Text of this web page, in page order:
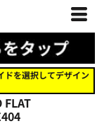
ドを選択してデザイン
FLAT